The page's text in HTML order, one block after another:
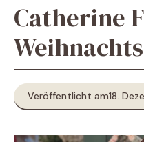
Catherine
Veröffentlicht am18.